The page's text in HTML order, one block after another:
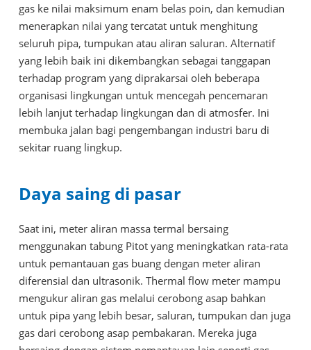
gas ke nilai maksimum enam belas poin, dan kemudian
menerapkan nilai yang tercatat untuk menghitung
seluruh pipa, tumpukan atau aliran saluran. Alternatif
yang lebih baik ini dikembangkan sebagai tanggapan
terhadap program yang diprakarsai oleh beberapa
organisasi lingkungan untuk mencegah pencemaran
lebih lanjut terhadap lingkungan dan di atmosfer. Ini
membuka jalan bagi pengembangan industri baru di
sekitar ruang lingkup.
Daya saing di pasar
Saat ini, meter aliran massa termal bersaing
menggunakan tabung Pitot yang meningkatkan rata-rata
untuk pemantauan gas buang dengan meter aliran
diferensial dan ultrasonik. Thermal flow meter mampu
mengukur aliran gas melalui cerobong asap bahkan
untuk pipa yang lebih besar, saluran, tumpukan dan juga
gas dari cerobong asap pembakaran. Mereka juga